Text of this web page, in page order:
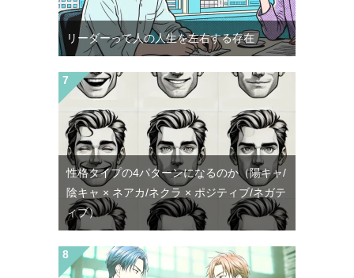
リーダーって人の人生を左右する存在
性格タイプの4パターンになるのか（陽キャ/
陰キャ × ネアカ/ネクラ × ポジティブ/ネガテ
ィブ）